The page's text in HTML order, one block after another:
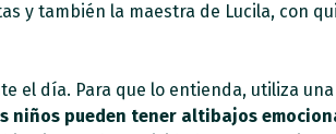
y también la maestra de Lucila, con
el día. Para que lo entienda, utiliza
pueden tener altibajos